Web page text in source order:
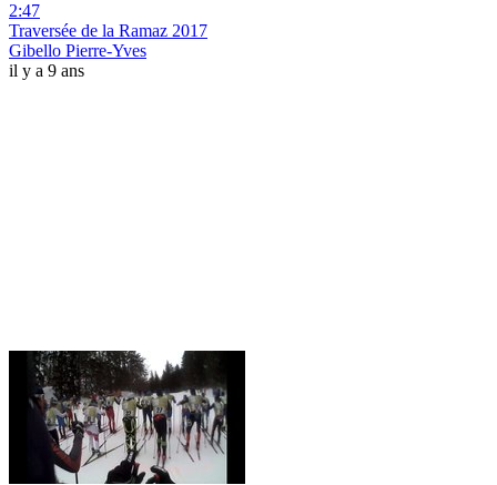
2:47
Traversée de la Ramaz 2017
Gibello Pierre-Yves
il y a 9 ans